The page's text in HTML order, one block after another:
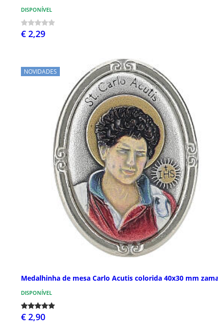
DISPONÍVEL
€ 2,29
NOVIDADES
Medalhinha de mesa Carlo Acutis colorida 40x30 mm
DISPONÍVEL
€ 2,90